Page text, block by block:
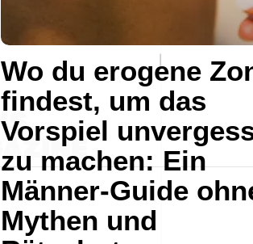
Wo du erogene
findest, um das
Vorspiel
zu machen: Ein
Männer-Guide
Mythen und